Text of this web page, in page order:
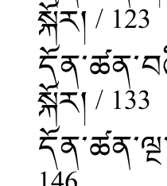
སྐོར། / 123
སྐོར། / 133